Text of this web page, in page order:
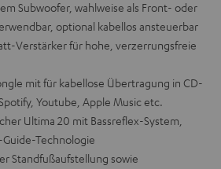
Subwoofer, wahlweise als Front- oder
optional kabellos ansteuerbar
Verstärker für hohe, verzerrungsfreie
mit für kabellose Übertragung in CD-
Youtube, Apple Music etc.
Ultima 20 mit Bassreflex-System,
Technologie
Standfußaufstellung sowie